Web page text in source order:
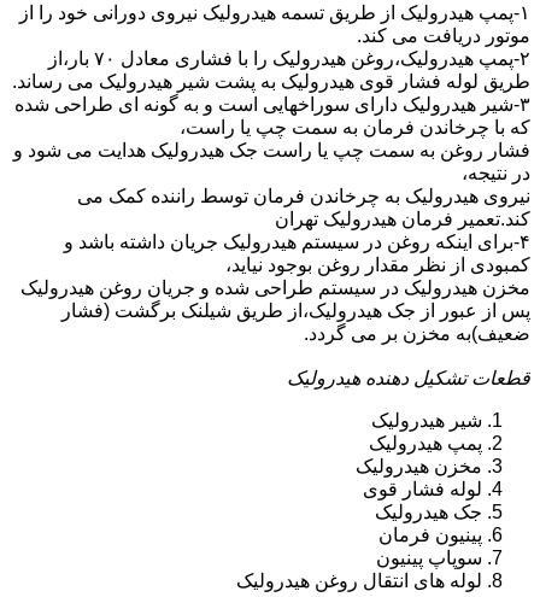
۱-پمپ هیدرولیک از طریق تسمه هیدرولیک نیروی دورانی خود را از
موتور دریافت می کند.
۲-پمپ هیدرولیک،روغن هیدرولیک را با فشاری معادل ۷۰ بار،از
طریق لوله فشار قوی هیدرولیک به پشت شیر هیدرولیک می رساند.
۳-شیر هیدرولیک دارای سوراخهایی است و به گونه ای طراحی شده
که با چرخاندن فرمان به سمت چپ یا راست،
فشار روغن به سمت چپ یا راست جک هیدرولیک هدایت می شود و
در نتیجه،
نیروی هیدرولیک به چرخاندن فرمان توسط راننده کمک می
کند.تعمیر فرمان هیدرولیک تهران
۴-برای اینکه روغن در سیستم هیدرولیک جریان داشته باشد و
کمبودی از نظر مقدار روغن بوجود نیاید،
مخزن هیدرولیک در سیستم طراحی شده و جریان روغن هیدرولیک
پس از عبور از جک هیدرولیک،از طریق شیلنک برگشت (فشار
ضعیف)به مخزن بر می گردد.
قطعات تشکیل دهنده هیدرولیک
شیر هیدرولیک
پمپ هیدرولیک
مخزن هیدرولیک
لوله فشار قوی
جک هیدرولیک
پینیون فرمان
سوپاپ پینیون
لوله های انتقال روغن هیدرولیک